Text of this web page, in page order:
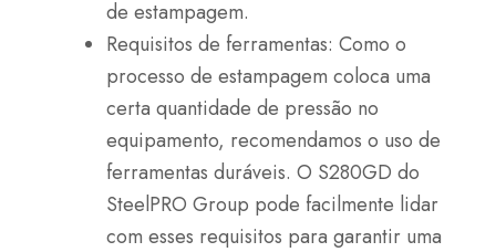
de estampagem.
Requisitos de ferramentas: Como o
processo de estampagem coloca uma
certa quantidade de pressão no
equipamento, recomendamos o uso de
ferramentas duráveis. O S280GD do
SteelPRO Group pode facilmente lidar
com esses requisitos para garantir uma